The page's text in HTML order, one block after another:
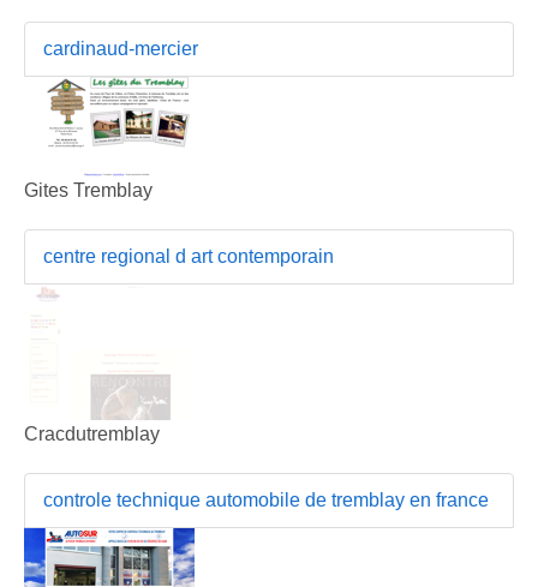
cardinaud-mercier
Gites Tremblay
centre regional d art contemporain
Cracdutremblay
controle technique automobile de tremblay en france